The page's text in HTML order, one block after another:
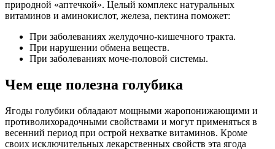
природной «аптечкой». Целый комплекс натуральных
витаминов и аминокислот, железа, пектина поможет:
При заболеваниях желудочно-кишечного тракта.
При нарушении обмена веществ.
При заболеваниях моче-половой системы.
Чем еще полезна голубика
Ягоды голубики обладают мощными жаропонижающими и
противолихорадочными свойствами и могут применяться в
весенний период при острой нехватке витаминов. Кроме
своих исключительных лекарственных свойств эта ягода